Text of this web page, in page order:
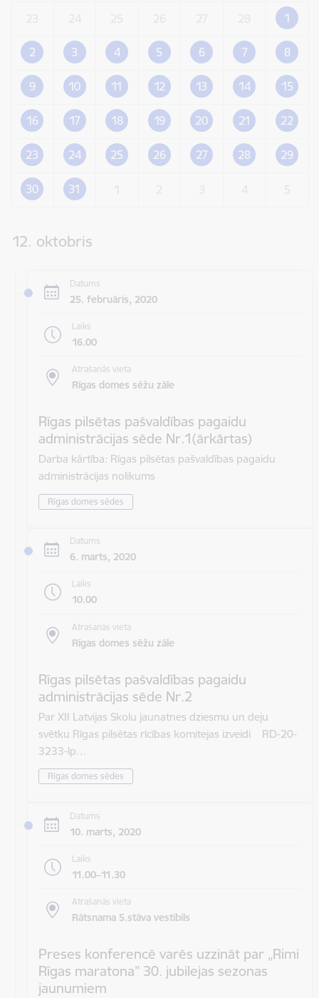
1
2 3 4 5 6 7 8
9 10 11 12 13 14 15
16 17 18 19 20 21 22
23 24 25 26 27 28 29
30 31
12. oktobris
Datums
25. februāris, 2020
Laiks
16.00
Atrašanās vieta
Rīgas domes sēžu zāle
Rīgas pilsētas pašvaldības pagaidu
administrācijas sēde Nr.1(ārkārtas)
Darba kārtība: Rīgas pilsētas pašvaldības pagaidu
administrācijas nolikums
Rīgas domes sēdes
Datums
6. marts, 2020
Laiks
10.00
Atrašanās vieta
Rīgas domes sēžu zāle
Rīgas pilsētas pašvaldības pagaidu
administrācijas sēde Nr.2
Par XII Latvijas Skolu jaunatnes dziesmu un deju
svētku Rīgas pilsētas rīcības komitejas izveidi RD-20-
3233-lp…
Rīgas domes sēdes
Datums
10. marts, 2020
Laiks
11.00–11.30
Atrašanās vieta
Rātsnama 5.stāva vestibils
Preses konferencē varēs uzzināt par „Rimi
Rīgas maratona” 30. jubilejas sezonas
jaunumiem